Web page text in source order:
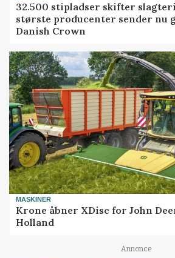
32.500 stipladser skifter
største producenter sender nu
Danish Crown
MASKINER
Krone åbner XDisc for John
Holland
Annonce